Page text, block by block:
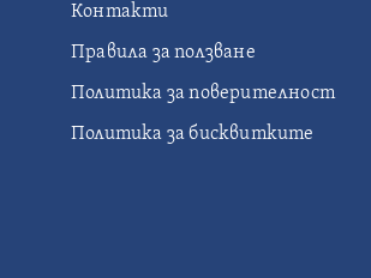
Контакти
Правила за ползване
Политика за поверителност
Политика за бисквитките